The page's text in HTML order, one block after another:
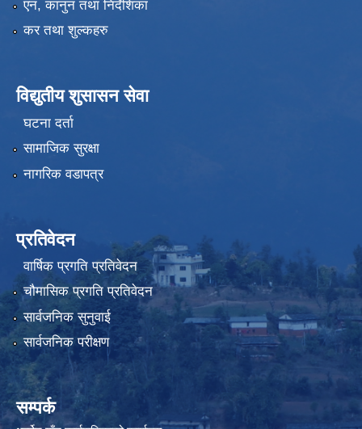
एन, कानुन तथा निर्देशिका
कर तथा शुल्कहरु
विद्युतीय शुसासन सेवा
घटना दर्ता
सामाजिक सुरक्षा
नागरिक वडापत्र
प्रतिवेदन
वार्षिक प्रगति प्रतिवेदन
चौमासिक प्रगति प्रतिवेदन
सार्वजनिक सुनुवाई
सार्वजनिक परीक्षण
सम्पर्क